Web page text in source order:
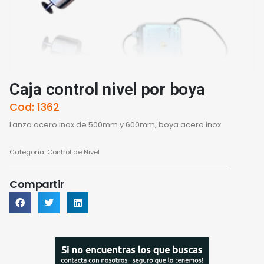
Caja control nivel por boya
Cod: 1362
Lanza acero inox de 500mm y 600mm, boya acero inox
Categoría: Control de Nivel
Compartir